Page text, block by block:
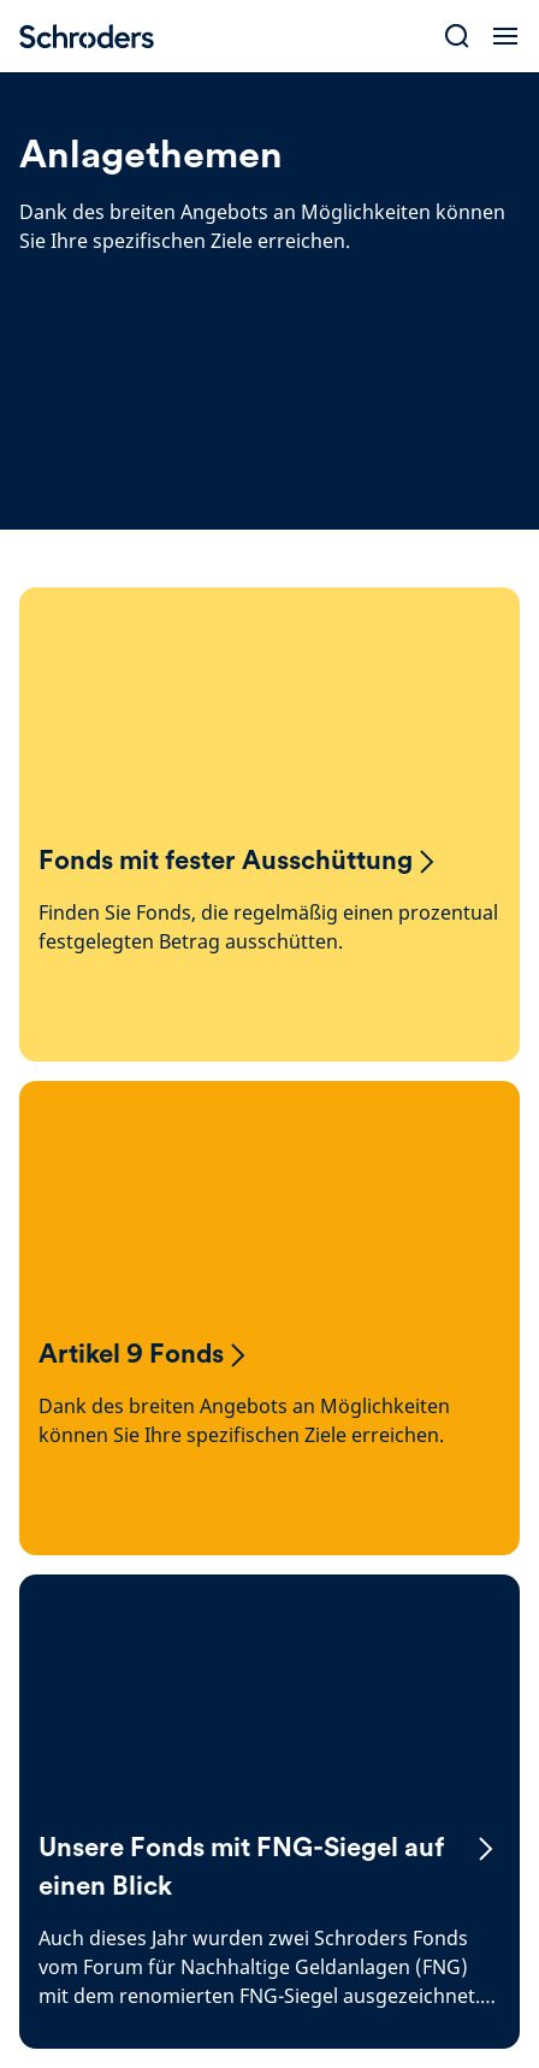
content
Anlagethemen
Dank des breiten Angebots an Möglichkeiten können
Sie Ihre spezifischen Ziele erreichen.
Fonds mit fester Ausschüttung
Finden Sie Fonds, die regelmäßig einen prozentual
festgelegten Betrag ausschütten.
Artikel 9 Fonds
Dank des breiten Angebots an Möglichkeiten
können Sie Ihre spezifischen Ziele erreichen.
Unsere Fonds mit FNG-Siegel auf
einen Blick
Auch dieses Jahr wurden zwei Schroders Fonds
vom Forum für Nachhaltige Geldanlagen (FNG)
mit dem renomierten FNG-Siegel ausgezeichnet.
Hier erfahren Sie, mehr zu den mit dem FNG-